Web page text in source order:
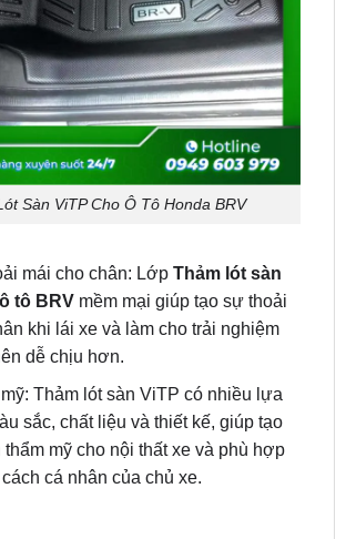
Sàn ViTP Cho Ô Tô Honda BRV
mái cho chân: LớpThảm lót sàn
khi lái xe và làm cho trải nghiệm
dễ chịu hơn.
Thảm lót sàn ViTP có nhiều lựa
sắc, chất liệu và thiết kế, giúp tạo
mỹ cho nội thất xe và phù hợp
cá nhân của chủ xe.